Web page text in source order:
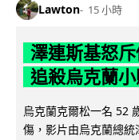
Lawton 15 小時
澤連斯基怒
追殺烏克蘭
烏克蘭克爾松一名 52
傷，影片由烏克蘭總